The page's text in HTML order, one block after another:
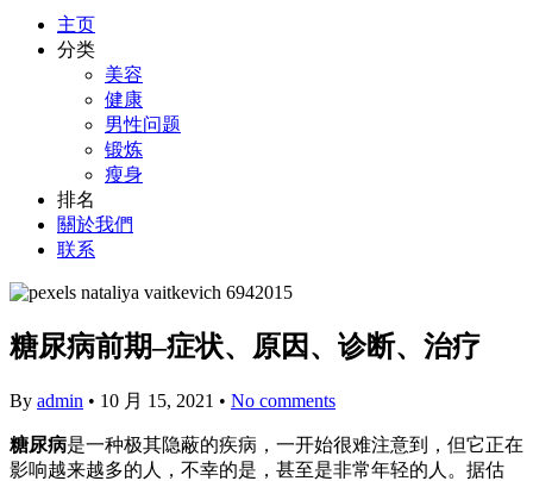
主页
分类
美容
健康
男性问题
锻炼
瘦身
排名
關於我們
联系
糖尿病前期–症状、原因、诊断、治疗
By admin • 10 月 15, 2021 • No comments
糖尿病是一种极其隐蔽的疾病，一开始很难注意到，但它正在
影响越来越多的人，不幸的是，甚至是非常年轻的人。据估